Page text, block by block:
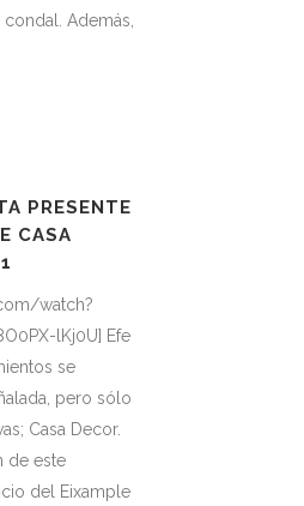
Además,
PRESENTE
CASA
watch?
lKj0U] Efe
se
pero sólo
Casa Decor.
de este
del Eixample